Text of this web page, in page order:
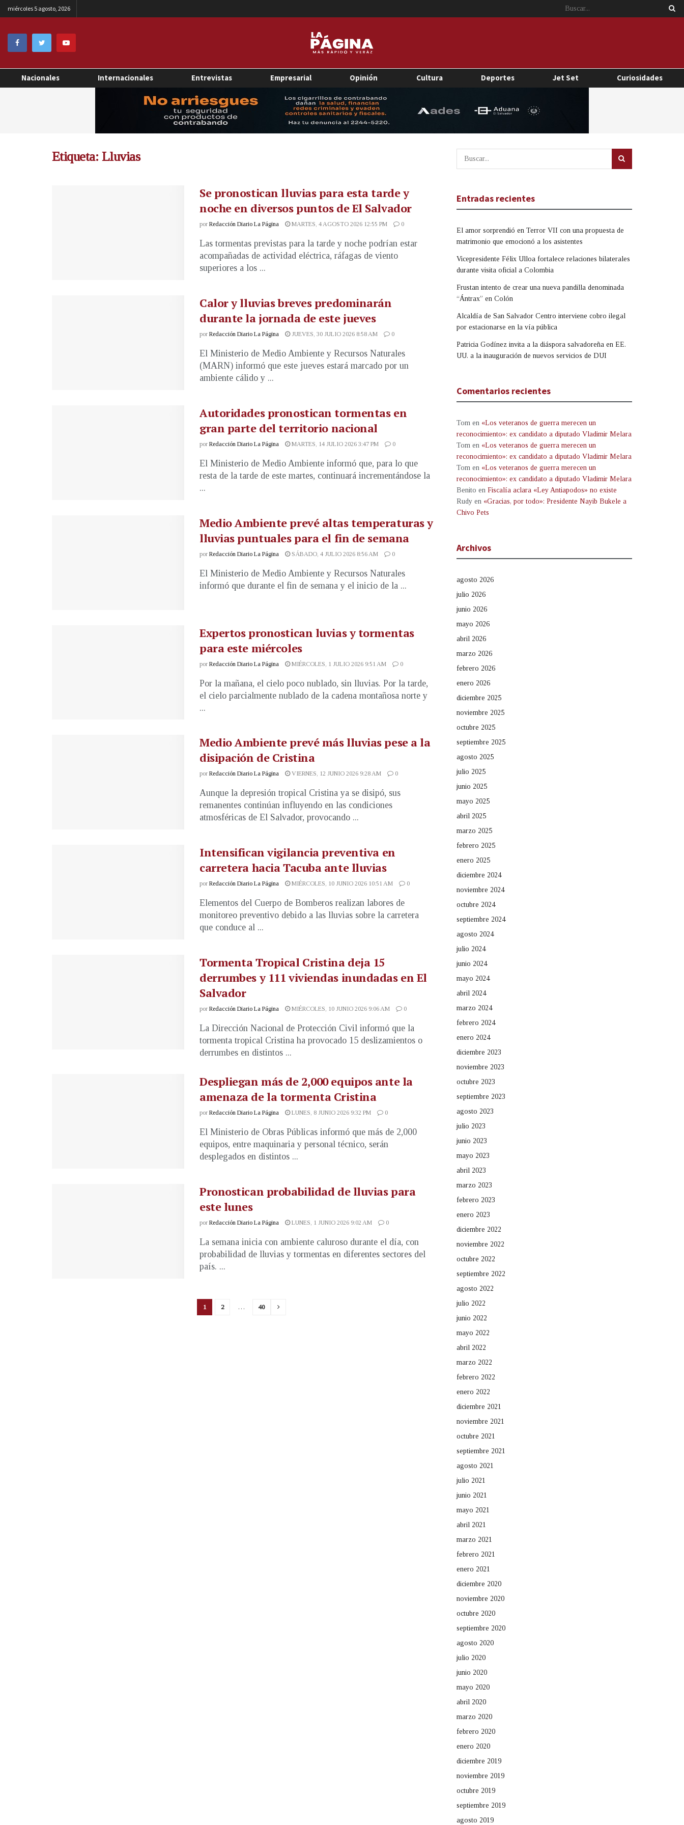
miércoles 5 agosto, 2026
Nacionales Internacionales Entrevistas Empresarial Opinión Cultura Deportes Jet Set Curiosidades
Etiqueta: Lluvias
Se pronostican lluvias para esta tarde y
noche en diversos puntos de El Salvador
por Redacción Diario La Página MARTES, 4 AGOSTO 2026 12:55 PM 0
Las tormentas previstas para la tarde y noche podrían estar
acompañadas de actividad eléctrica, ráfagas de viento
superiores a los ...
Calor y lluvias breves predominarán
durante la jornada de este jueves
por Redacción Diario La Página JUEVES, 30 JULIO 2026 8:58 AM 0
El Ministerio de Medio Ambiente y Recursos Naturales
(MARN) informó que este jueves estará marcado por un
ambiente cálido y ...
Autoridades pronostican tormentas en
gran parte del territorio nacional
por Redacción Diario La Página MARTES, 14 JULIO 2026 3:47 PM 0
El Ministerio de Medio Ambiente informó que, para lo que
resta de la tarde de este martes, continuará incrementándose la
...
Medio Ambiente prevé altas temperaturas y
lluvias puntuales para el fin de semana
por Redacción Diario La Página SÁBADO, 4 JULIO 2026 8:56 AM 0
El Ministerio de Medio Ambiente y Recursos Naturales
informó que durante el fin de semana y el inicio de la ...
Expertos pronostican luvias y tormentas
para este miércoles
por Redacción Diario La Página MIÉRCOLES, 1 JULIO 2026 9:51 AM 0
Por la mañana, el cielo poco nublado, sin lluvias. Por la tarde,
el cielo parcialmente nublado de la cadena montañosa norte y
...
Medio Ambiente prevé más lluvias pese a la
disipación de Cristina
por Redacción Diario La Página VIERNES, 12 JUNIO 2026 9:28 AM 0
Aunque la depresión tropical Cristina ya se disipó, sus
remanentes continúan influyendo en las condiciones
atmosféricas de El Salvador, provocando ...
Intensifican vigilancia preventiva en
carretera hacia Tacuba ante lluvias
por Redacción Diario La Página MIÉRCOLES, 10 JUNIO 2026 10:51 AM 0
Elementos del Cuerpo de Bomberos realizan labores de
monitoreo preventivo debido a las lluvias sobre la carretera
que conduce al ...
Tormenta Tropical Cristina deja 15
derrumbes y 111 viviendas inundadas en El
Salvador
por Redacción Diario La Página MIÉRCOLES, 10 JUNIO 2026 9:06 AM 0
La Dirección Nacional de Protección Civil informó que la
tormenta tropical Cristina ha provocado 15 deslizamientos o
derrumbes en distintos ...
Despliegan más de 2,000 equipos ante la
amenaza de la tormenta Cristina
por Redacción Diario La Página LUNES, 8 JUNIO 2026 9:32 PM 0
El Ministerio de Obras Públicas informó que más de 2,000
equipos, entre maquinaria y personal técnico, serán
desplegados en distintos ...
Pronostican probabilidad de lluvias para
este lunes
por Redacción Diario La Página LUNES, 1 JUNIO 2026 9:02 AM 0
La semana inicia con ambiente caluroso durante el día, con
probabilidad de lluvias y tormentas en diferentes sectores del
país. ...
1 2 … 40
Entradas recientes
El amor sorprendió en Terror VII con una propuesta de
matrimonio que emocionó a los asistentes
Vicepresidente Félix Ulloa fortalece relaciones bilaterales
durante visita oficial a Colombia
Frustan intento de crear una nueva pandilla denominada
“Ántrax” en Colón
Alcaldía de San Salvador Centro interviene cobro ilegal
por estacionarse en la vía pública
Patricia Godínez invita a la diáspora salvadoreña en EE.
UU. a la inauguración de nuevos servicios de DUI
Comentarios recientes
Tom en «Los veteranos de guerra merecen un
reconocimiento»: ex candidato a diputado Vladimir Melara
Tom en «Los veteranos de guerra merecen un
reconocimiento»: ex candidato a diputado Vladimir Melara
Tom en «Los veteranos de guerra merecen un
reconocimiento»: ex candidato a diputado Vladimir Melara
Benito en Fiscalía aclara «Ley Antiapodos» no existe
Rudy en «Gracias, por todo»: Presidente Nayib Bukele a
Chivo Pets
Archivos
agosto 2026
julio 2026
junio 2026
mayo 2026
abril 2026
marzo 2026
febrero 2026
enero 2026
diciembre 2025
noviembre 2025
octubre 2025
septiembre 2025
agosto 2025
julio 2025
junio 2025
mayo 2025
abril 2025
marzo 2025
febrero 2025
enero 2025
diciembre 2024
noviembre 2024
octubre 2024
septiembre 2024
agosto 2024
julio 2024
junio 2024
mayo 2024
abril 2024
marzo 2024
febrero 2024
enero 2024
diciembre 2023
noviembre 2023
octubre 2023
septiembre 2023
agosto 2023
julio 2023
junio 2023
mayo 2023
abril 2023
marzo 2023
febrero 2023
enero 2023
diciembre 2022
noviembre 2022
octubre 2022
septiembre 2022
agosto 2022
julio 2022
junio 2022
mayo 2022
abril 2022
marzo 2022
febrero 2022
enero 2022
diciembre 2021
noviembre 2021
octubre 2021
septiembre 2021
agosto 2021
julio 2021
junio 2021
mayo 2021
abril 2021
marzo 2021
febrero 2021
enero 2021
diciembre 2020
noviembre 2020
octubre 2020
septiembre 2020
agosto 2020
julio 2020
junio 2020
mayo 2020
abril 2020
marzo 2020
febrero 2020
enero 2020
diciembre 2019
noviembre 2019
octubre 2019
septiembre 2019
agosto 2019